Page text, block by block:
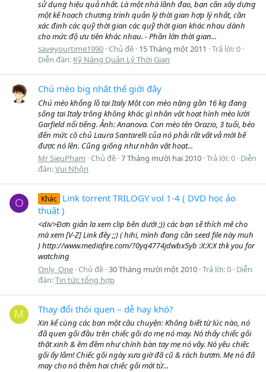
sử dụng hiệu quả nhất. Là một nhà lãnh đạo, bạn cần xây dựng
một kế hoạch chương trình quản lý thời gian hợp lý nhất, cần
xác định các quỹ thời gian các quỹ thời gian khác nhau dành
cho mức độ ưu tiên khác nhau. - Phần lớn thời gian...
saveyourtime1990 Chủ đề 15 Tháng một 2011
Trả lời: 0
Diễn đàn: Kỹ Năng Quản Lý Thời Gian
Chú mèo big nhất thế giới đây
Chú mèo khổng lồ tại Italy Một con mèo nặng gần 16 kg đang
sống tại Italy trông không khác gì nhân vật hoạt hình mèo lười
Garfield nổi tiếng. Ảnh: Ananova. Con mèo tên Orazio, 3 tuổi, béo
đến mức cô chủ Laura Santarelli của nó phải rất vất vả mới bế
được nó lên. Cũng giống như nhân vật hoạt...
Mr SieuPham Chủ đề 7 Tháng mười hai 2010 Trả lời: 0 Diễn
đàn:Vui Nhộn
O Khác Link torrent TRILOGY vol 1-4 ( DVD học ảo
thuật )
<div>Đơn giản la xem clip bên dưới ;)) các bạn sẽ thích mê cho
mà xem [V-Z] Link đêy ;;) ( hihi, mình đang cần seed file này muh
) http://www.mediafire.com/?0yq4774jdwbx5yb :X:X:X thk you for
watching
Only_One Chủ đề 30 Tháng mười một 2010 Trả lời: 0 Diễn
đàn:Tin tức tổng hợp
M Thay đổi thói quen – dễ hay khó?
Xin kể cùng các bạn một câu chuyện: Không biết từ lúc nào, nó
đã quen gối đầu trên chiếc gối do mẹ nó may. Nó thấy chiếc gối
thật xinh & êm đềm như chính bàn tay mẹ nó vậy. Nó yêu chiếc
gối ấy lắm! Chiếc gối ngày xưa giờ đã cũ & rách bươm. Mẹ nó đã
may cho nó thêm hai chiếc gối mới từ...